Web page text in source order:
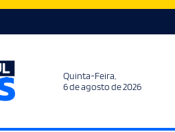
Quinta-Feira,
6 de agosto de 2026